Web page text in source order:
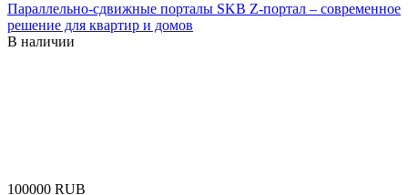
Параллельно-сдвижные порталы SKB Z-портал – современное
решение для квартир и домов
В наличии
‍100000‍ RUB